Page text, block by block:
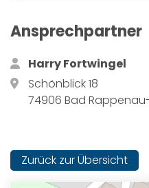
Ansprechpartner
Harry Fortwingel
Schönblick 18
74906 Bad
Zurück zur Übersicht